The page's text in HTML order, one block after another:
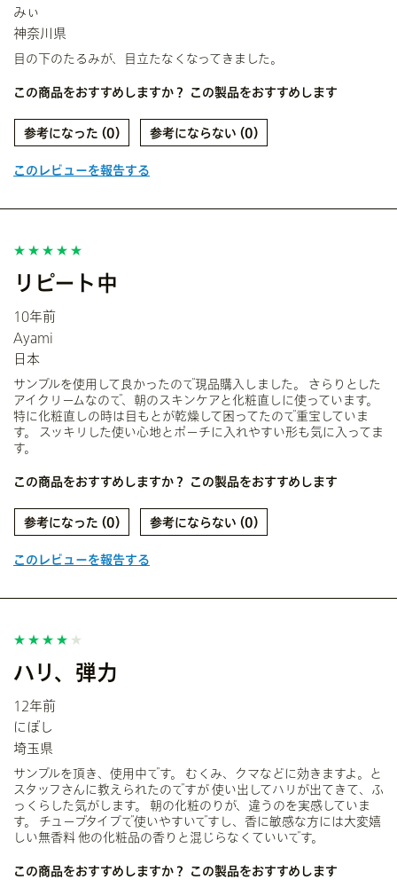
みぃ
神奈川県
目の下のたるみが、目立たなくなってきました。
この商品をおすすめしますか？ この製品をおすすめします
0 0
このレビューを報告する
リピート中
10年前
Ayami
日本
サンプルを使用して良かったので現品購入しました。 さらりとした
アイクリームなので、朝のスキンケアと化粧直しに使っています。
特に化粧直しの時は目もとが乾燥して困ってたので重宝していま
す。 スッキリした使い心地とポーチに入れやすい形も気に入ってま
す。
この商品をおすすめしますか？ この製品をおすすめします
0 0
このレビューを報告する
ハリ、弾力
12年前
にぼし
埼玉県
サンプルを頂き、使用中です。 むくみ、クマなどに効きますよ。と
スタッフさんに教えられたのですが 使い出してハリが出てきて、ふ
っくらした気がします。 朝の化粧のりが、違うのを実感していま
す。 チューブタイプで使いやすいですし、香に敏感な方には大変嬉
しい無香料 他の化粧品の香りと混じらなくていいです。
この商品をおすすめしますか？ この製品をおすすめします